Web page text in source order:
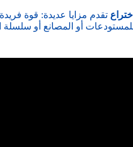
تقدم مزايا عديدة: قوة
أو المصانع أو سلسلة